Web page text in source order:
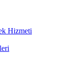
Hizmeti